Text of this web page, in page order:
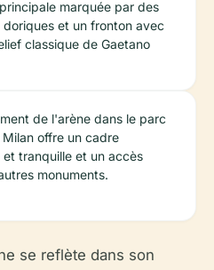
marquée par des
doriques et un fronton avec
classique de Gaetano
de l'arène dans le parc
offre un cadre
tranquille et un accès
monuments.
se reflète dans son